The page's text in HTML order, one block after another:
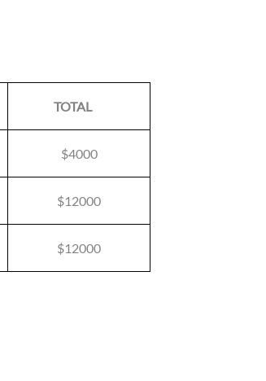
TOTAL
$4000
$12000
$12000